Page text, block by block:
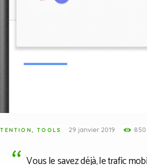
,TOOLS 29 janvier 2019 850
Vous le savez déjà, le trafic